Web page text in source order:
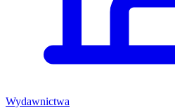
Wydawnictwa